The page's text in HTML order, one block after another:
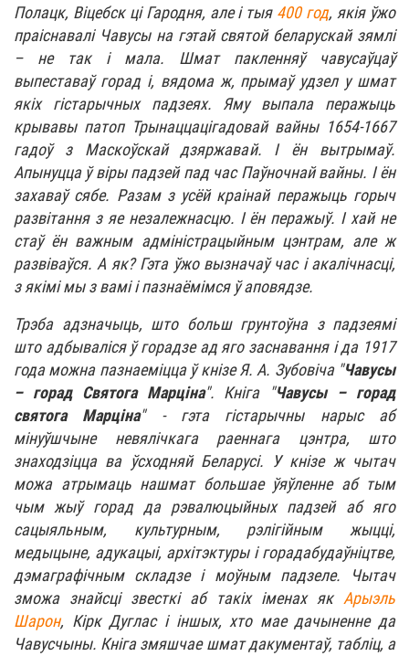
Полацк, Віцебск ці Гародня, але і тыя 400 год, якія ўжо
праіснавалі Чавусы на гэтай святой беларускай зямлі
– не так і мала. Шмат пакленняў чавусаўцаў
выпеставаў горад і, вядома ж, прымаў удзел у шмат
якіх гістарычных падзеях. Яму выпала перажыць
крывавы патоп Трынаццацігадовай вайны 1654-1667
гадоў з Маскоўскай дзяржавай. І ён вытрымаў.
Апынуцца ў віры падзей пад час Паўночнай вайны. І ён
захаваў сябе. Разам з усёй краінай перажыць горыч
развітання з яе незалежнасцю. І ён перажыў. І хай не
стаў ён важным адміністрацыйным цэнтрам, але ж
развіваўся. А як? Гэта ўжо вызначаў час і акалічнасці,
з якімі мы з вамі і пазнаёмімся ў аповядзе.
Трэба адзначыць, што больш грунтоўна з падзеямі
што адбываліся ў горадзе ад яго заснавання і да 1917
года можна пазнаеміцца ў кнізе Я. А. Зубовіча "Чавусы
– горад Святога Марціна". Кніга "Чавусы – горад
святога Марціна" - гэта гістарычны нарыс аб
мінуўшчыне невялічкага раеннага цэнтра, што
знаходзіцца ва ўсходняй Беларусі. У кнізе ж чытач
можа атрымаць нашмат большае ўяўленне аб тым
чым жыў горад да рэвалюцыйных падзей аб яго
сацыяльным, культурным, рэлігійным жыцці,
медыцыне, адукацыі, архітэктуры і горадабудаўніцтве,
дэмаграфічным складзе і моўным падзеле. Чытач
зможа знайсці звесткі аб такіх іменах як Арыэль
Шарон, Кірк Дуглас і іншых, хто мае дачыненне да
Чавусчыны. Кніга змяшчае шмат дакументаў, табліц, а